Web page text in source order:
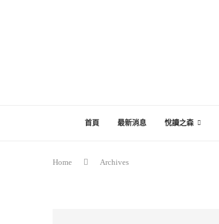
首頁 最新消息 悅讀之森
Home Archives